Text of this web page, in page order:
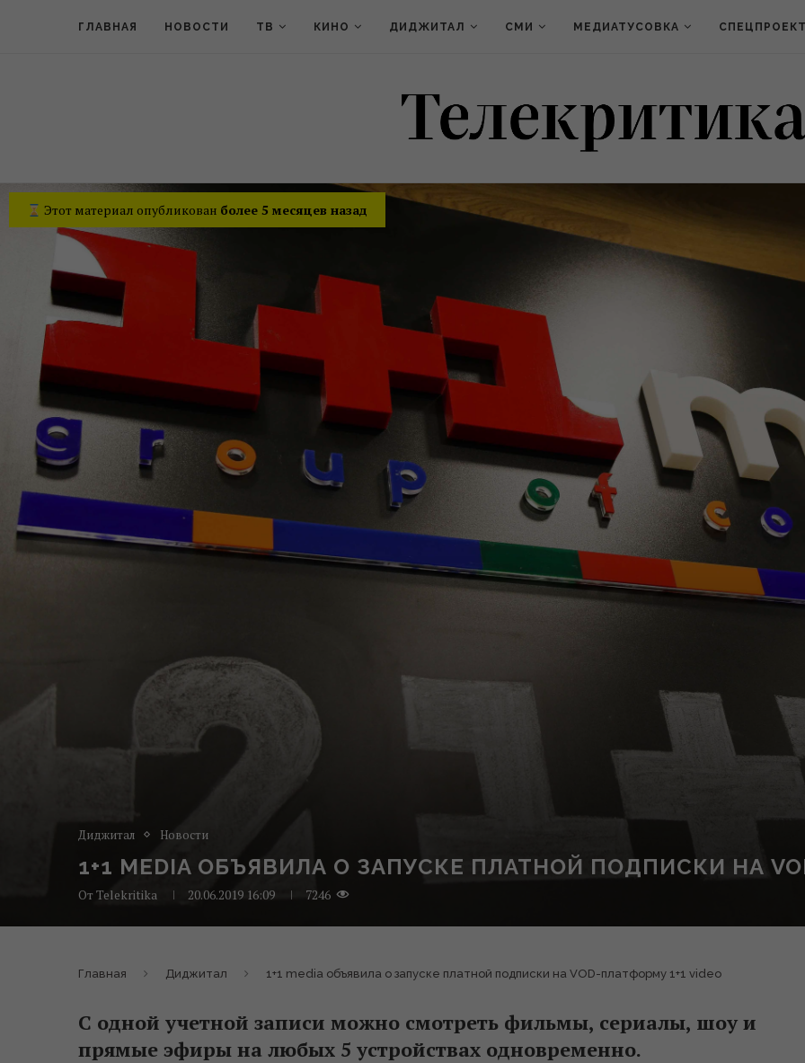
ГЛАВНАЯ НОВОСТИ ТВ КИНО ДИДЖИТАЛ СМИ МЕДИАТУСОВКА
Этот материал опубликован более 5 месяцев назад
Диджитал Новости
1+1 MEDIA ОБЪЯВИЛА О ЗАПУСКЕ ПЛАТНОЙ ПОДПИСКИ НА
От Telekritika 20.06.2019 16:09 7246
Главная Диджитал 1+1 media объявила о запуске платной подписки на VOD-платформу 1+1 video
С одной учетной записи можно смотреть фильмы, сериалы, шоу и
прямые эфиры на любых 5 устройствах одновременно.